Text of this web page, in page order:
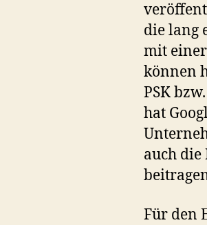
die lang
mit
können
PSK
hat
auch
Für den